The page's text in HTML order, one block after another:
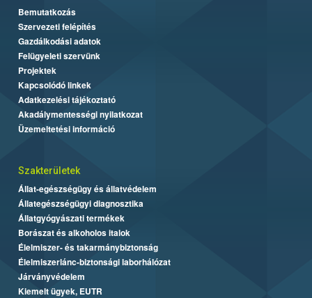
Bemutatkozás
Szervezeti felépítés
Gazdálkodási adatok
Felügyeleti szervünk
Projektek
Kapcsolódó linkek
Adatkezelési tájékoztató
Akadálymentességi nyilatkozat
Üzemeltetési információ
Szakterületek
Állat-egészségügy és állatvédelem
Állategészségügyi diagnosztika
Állatgyógyászati termékek
Borászat és alkoholos italok
Élelmiszer- és takarmánybiztonság
Élelmiszerlánc-biztonsági laborhálózat
Járványvédelem
Kiemelt ügyek, EUTR